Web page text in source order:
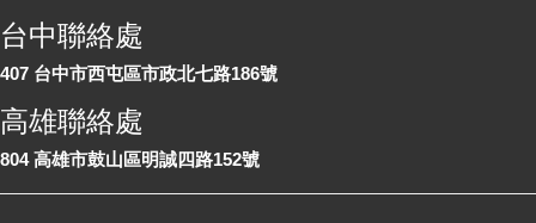
台中聯絡處
407 台中市西屯區市政北七路186號
高雄聯絡處
804 高雄市鼓山區明誠四路152號